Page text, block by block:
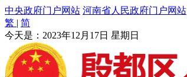
中央政府门户网站 河南省人民政府门户网站
繁 | 简
今天是： 2023年12月17日 星期日